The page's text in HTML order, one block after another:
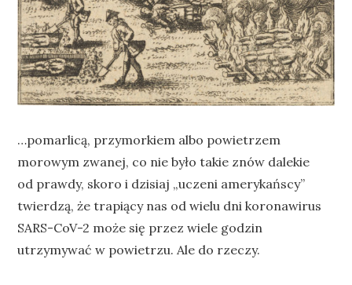
…pomarlicą, przymorkiem albo powietrzem
morowym zwanej, co nie było takie znów dalekie
od prawdy, skoro i dzisiaj „uczeni amerykańscy”
twierdzą, że trapiący nas od wielu dni koronawirus
SARS-CoV-2 może się przez wiele godzin
utrzymywać w powietrzu. Ale do rzeczy.